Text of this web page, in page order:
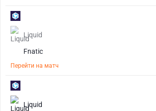
Liquid
Fnatic
Перейти на матч
Liquid